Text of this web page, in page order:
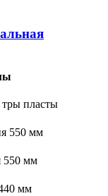
тры пласты
550 мм
550 мм
мм